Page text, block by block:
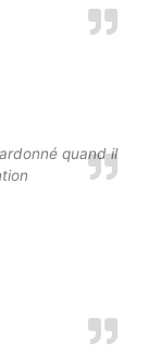
quand il